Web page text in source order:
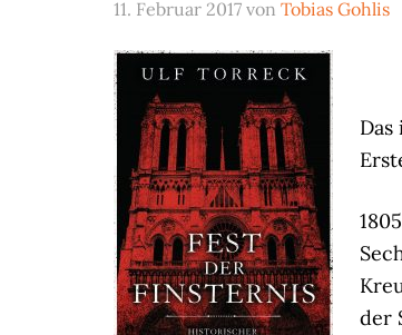
11. Februar 2017 von Tobias Gohlis
der